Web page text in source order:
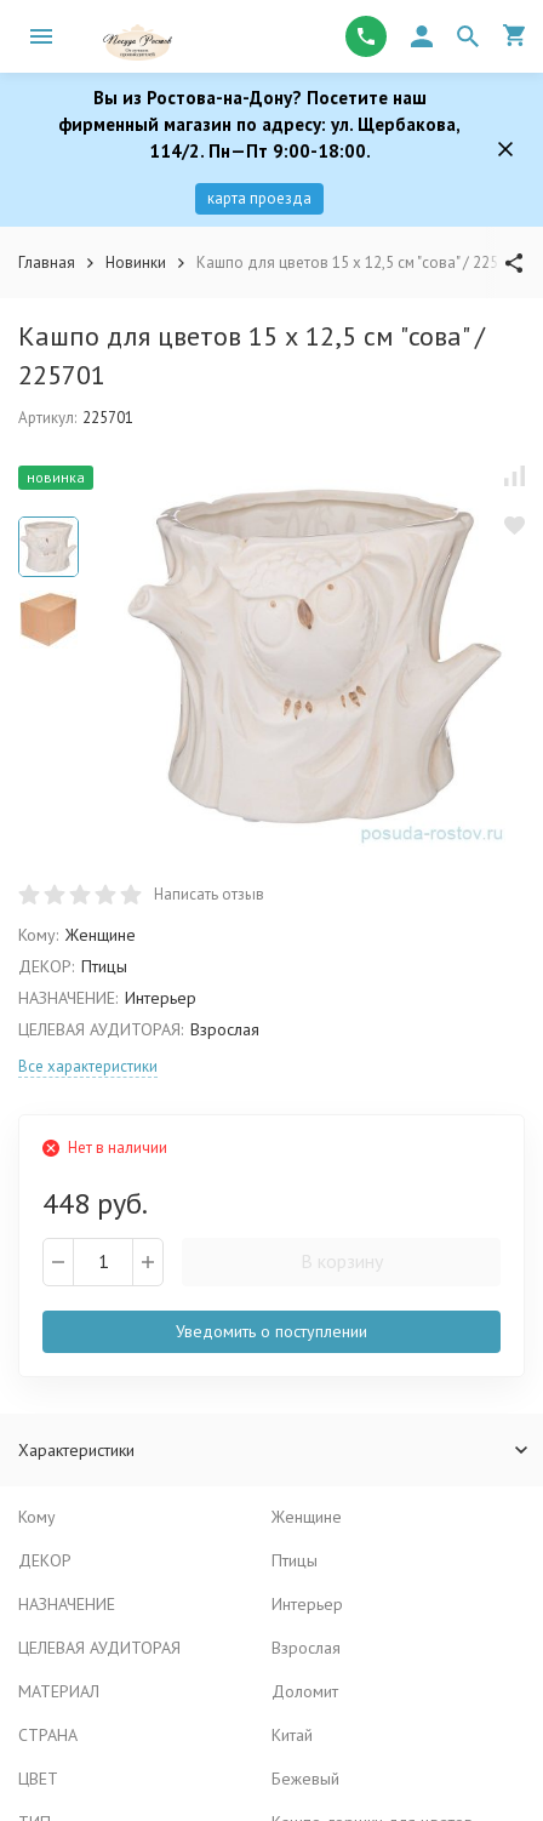
Вы из Ростова-на-Дону? Посетите наш
фирменный магазин по адресу: ул. Щербакова,
114/2. Пн—Пт 9:00-18:00.
карта проезда
Главная Новинки Кашпо для цветов 15 х 12,5 см "сова" / 225701
Кашпо для цветов 15 х 12,5 см "сова" /
225701
Артикул: 225701
новинка
Написать отзыв
Кому: Женщине
ДЕКОР: Птицы
НАЗНАЧЕНИЕ: Интерьер
ЦЕЛЕВАЯ АУДИТОРАЯ: Взрослая
Все характеристики
Нет в наличии
448 руб.
В корзину
Уведомить о поступлении
Характеристики
Кому
Женщине
ДЕКОР
Птицы
НАЗНАЧЕНИЕ
Интерьер
ЦЕЛЕВАЯ АУДИТОРАЯ
Взрослая
МАТЕРИАЛ
Доломит
СТРАНА
Китай
ЦВЕТ
Бежевый